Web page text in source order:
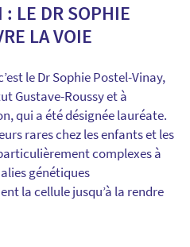
LE DR SOPHIE
LA VOIE
le Dr Sophie Postel-Vinay,
Gustave-Roussy et à
qui a été désignée lauréate.
rares chez les enfants et les
complexes à
génétiques
la cellule jusqu’à la rendre